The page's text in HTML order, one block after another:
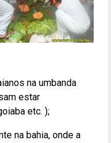
na umbanda
estar
etc. );
na bahia, onde a